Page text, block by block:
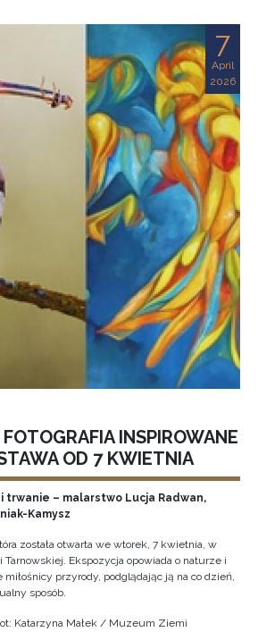
7
April
2026
INSPIROWANE
OD 7 KWIETNIA
trwanie – malarstwo Lucja Radwan,
Kamysz
została otwarta we wtorek, 7 kwietnia, w
Ekspozycja opowiada o naturze i
przyrody, podglądając ją na co dzień,
sposób.
Katarzyna Małek / Muzeum Ziemi